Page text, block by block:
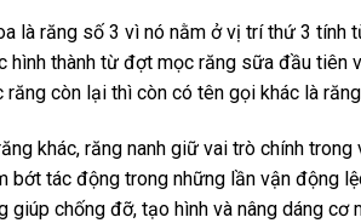
là răng số 3 vì nó nằm ở vị trí thứ 3
hình thành từ đợt mọc răng sữa đầu
còn lại thì còn có tên gọi khác là răng
khác, răng nanh giữ vai trò chính
bớt tác động trong những lần vận động
chống đỡ, tạo hình và nâng dáng cơ